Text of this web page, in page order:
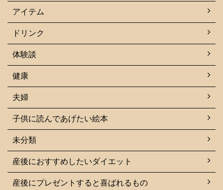
アイテム
ドリンク
体験談
健康
夫婦
子供に読んであげたい絵本
未分類
産後におすすめしたいダイエット
産後にプレゼントすると喜ばれるもの